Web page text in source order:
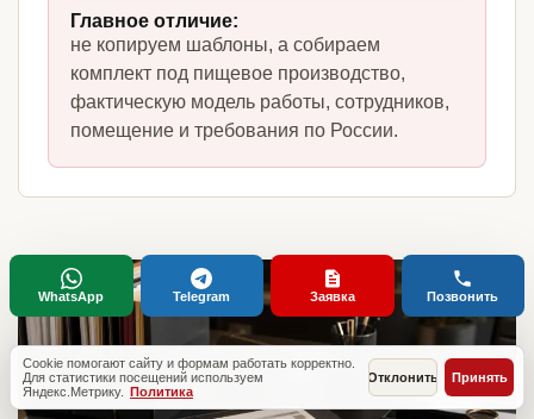
Главное отличие:
не копируем шаблоны, а собираем
комплект под пищевое производство,
фактическую модель работы, сотрудников,
помещение и требования по России.
Cookie помогают сайту и формам работать корректно.
Для статистики посещений используем
Яндекс.Метрику. Политика
Отклонить Принять
WhatsApp Telegram Заявка Позвонить